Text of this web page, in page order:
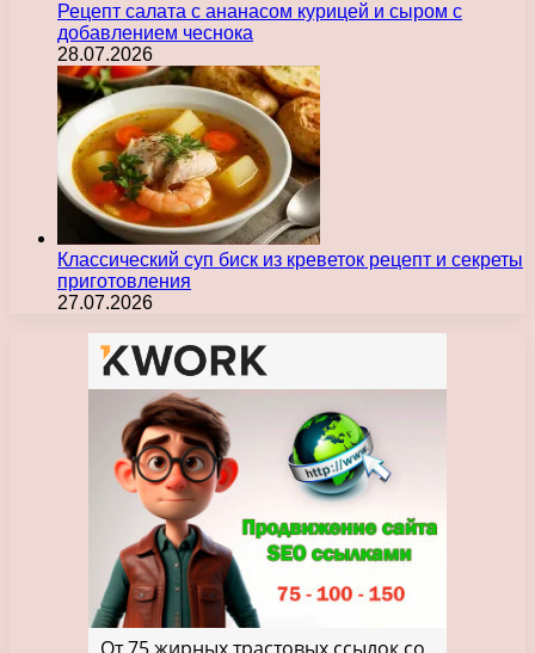
Рецепт салата с ананасом курицей и сыром с
добавлением чеснока
28.07.2026
Классический суп биск из креветок рецепт и секреты
приготовления
27.07.2026